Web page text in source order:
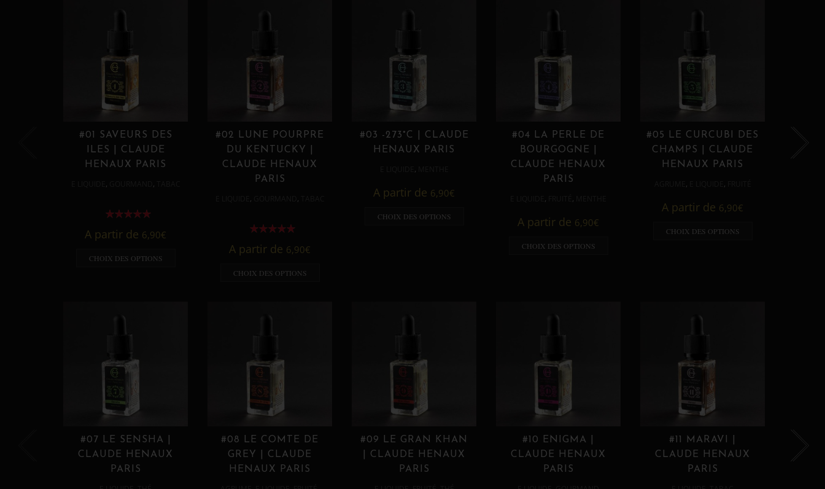
#01 SAVEURS DES
ILES | CLAUDE
HENAUX PARIS
, ,
A partir de 6,90€
CHOIX DES OPTIONS
#02 LUNE POURPRE
DU KENTUCKY |
CLAUDE HENAUX
PARIS
, ,
A partir de 6,90€
CHOIX DES OPTIONS
#03 -273°C | CLAUDE
HENAUX PARIS
,
A partir de 6,90€
CHOIX DES OPTIONS
#04 LA PERLE DE
BOURGOGNE |
CLAUDE HENAUX
PARIS
, ,
A partir de 6,90€
CHOIX DES OPTIONS
#05 LE CURCUBI DES
CHAMPS | CLAUDE
HENAUX PARIS
, ,
A partir de 6,90€
CHOIX DES OPTIONS
#07 LE SENSHA |
CLAUDE HENAUX
PARIS
#08 LE COMTE DE
GREY | CLAUDE
HENAUX PARIS
#09 LE GRAN KHAN
| CLAUDE HENAUX
PARIS
#10 ENIGMA |
CLAUDE HENAUX
PARIS
#11 MARAVI |
CLAUDE HENAUX
PARIS